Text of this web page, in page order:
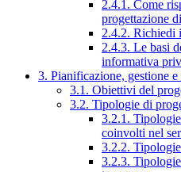
2.4.1. Come
progettazione
2.4.2. Richiedi
2.4.3. Le basi
informativa
3. Pianificazione, gestione e
3.1. Obiettivi del
3.2. Tipologie di
3.2.1.
coinvolti nel
3.2.2.
3.2.3.